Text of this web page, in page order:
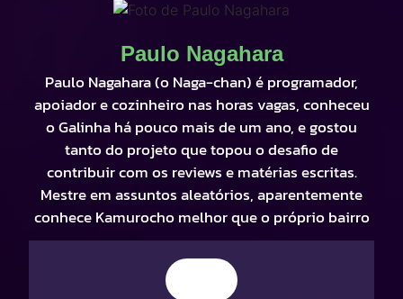
Paulo Nagahara
Paulo Nagahara (o Naga-chan) é programador,
apoiador e cozinheiro nas horas vagas, conheceu
o Galinha há pouco mais de um ano, e gostou
tanto do projeto que topou o desafio de
contribuir com os reviews e matérias escritas.
Mestre em assuntos aleatórios, aparentemente
conhece Kamurocho melhor que o próprio bairro